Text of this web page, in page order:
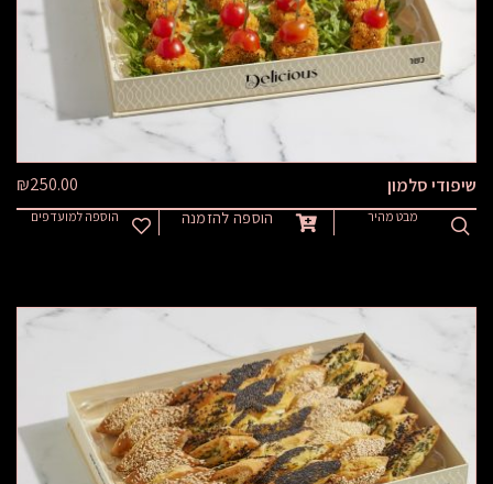
שיפודי סלמון ₪250.00
הוספה למועדפים הוספה להזמנה מבט מהיר